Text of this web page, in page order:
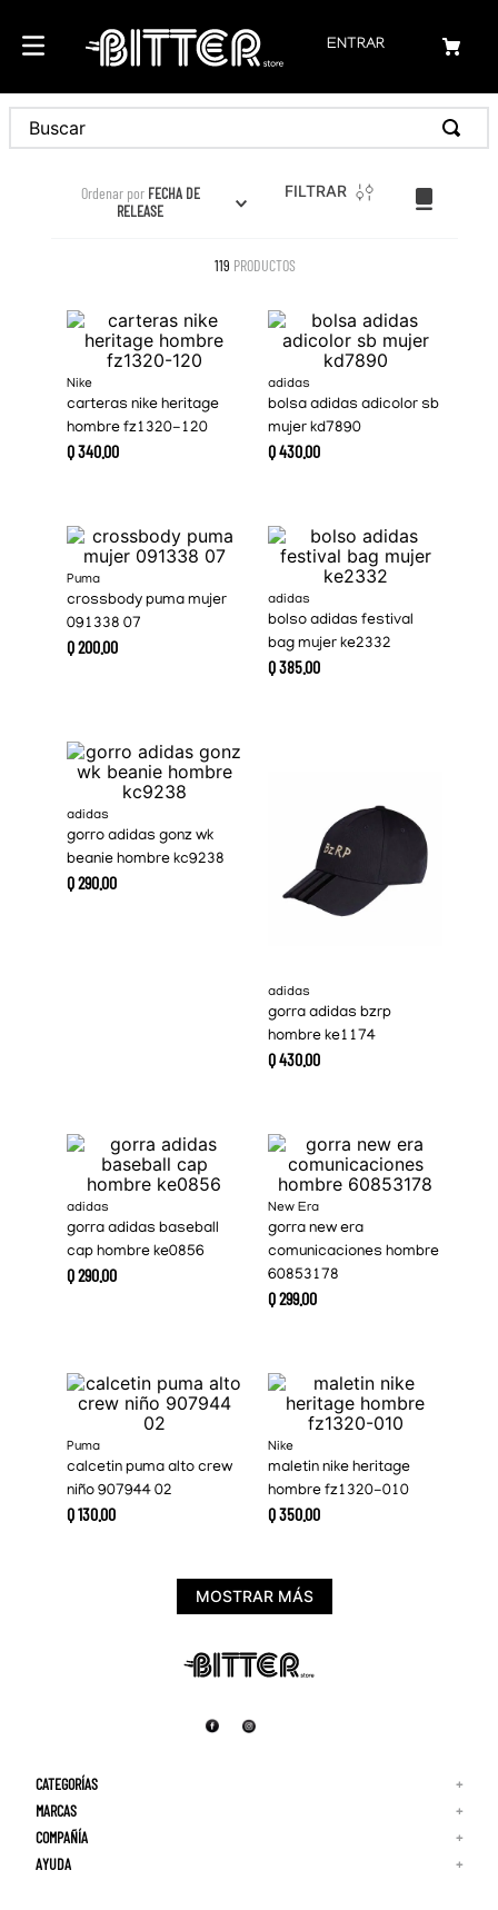
ENTRAR
Buscar
Ordenar por FECHA DE
RELEASE
FILTRAR
119 PRODUCTOS
Nike
carteras nike heritage
hombre fz1320-120
Q340.00
adidas
bolsa adidas adicolor sb
mujer kd7890
Q430.00
Puma
crossbody puma mujer
091338 07
Q200.00
adidas
bolso adidas festival
bag mujer ke2332
Q385.00
adidas
gorro adidas gonz wk
beanie hombre kc9238
Q290.00
adidas
gorra adidas bzrp
hombre ke1174
Q430.00
adidas
gorra adidas baseball
cap hombre ke0856
Q290.00
New Era
gorra new era
comunicaciones hombre
60853178
Q299.00
Puma
calcetin puma alto crew
niño 907944 02
Q130.00
Nike
maletin nike heritage
hombre fz1320-010
Q350.00
MOSTRAR MÁS
CATEGORÍAS +
MARCAS +
Adidas
Reebok
COMPAÑÍA +
Quiénes Somos
AYUDA +